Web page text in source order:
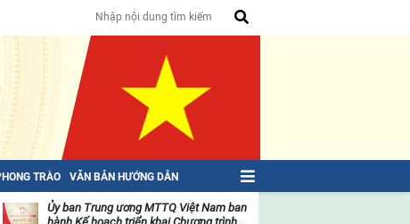
TRÀO VĂN BẢN HƯỚNG DẪN
Ủy ban Trung ương MTTQ Việt Nam ban